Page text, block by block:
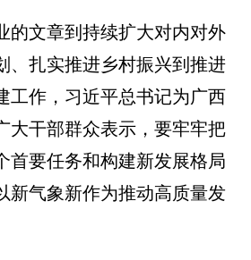
的文章到持续扩大对内对外
、扎实推进乡村振兴到推进
工作，习近平总书记为广西
大干部群众表示，要牢牢把
首要任务和构建新发展格局
新气象新作为推动高质量发